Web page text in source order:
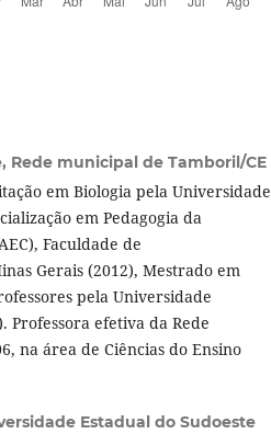
Rede municipal de Tamboril/CE
em Biologia pela Universidade
em Pedagogia da
Faculdade de
Gerais (2012), Mestrado em
pela Universidade
Professora efetiva da Rede
na área de Ciências do Ensino
Estadual do Sudoeste